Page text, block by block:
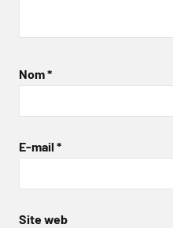
Nom*
E-mail *
Site web